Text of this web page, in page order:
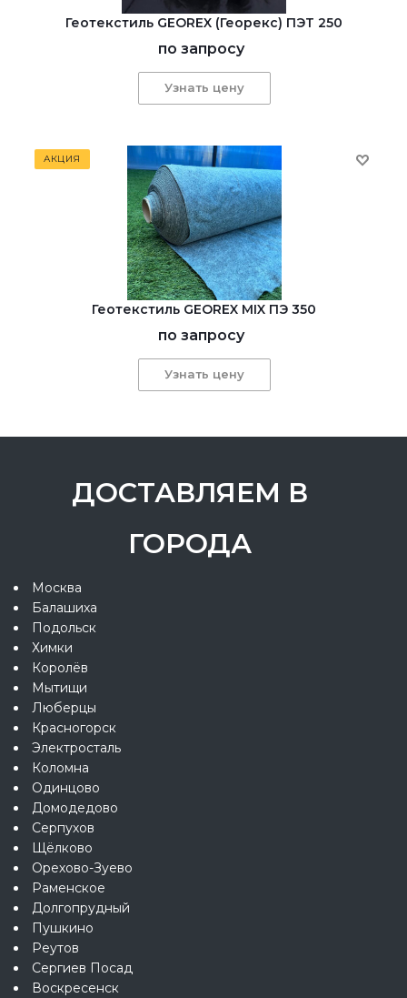
Геотекстиль GEОREX (Георекс) ПЭТ 250
по запросу
Узнать цену
АКЦИЯ
Геотекстиль GEOREX MIX ПЭ 350
по запросу
Узнать цену
ДОСТАВЛЯЕМ В
ГОРОДА
Москва
Балашиха
Подольск
Химки
Королёв
Мытищи
Люберцы
Красногорск
Электросталь
Коломна
Одинцово
Домодедово
Серпухов
Щёлково
Орехово-Зуево
Раменское
Долгопрудный
Пушкино
Реутов
Сергиев Посад
Воскресенск